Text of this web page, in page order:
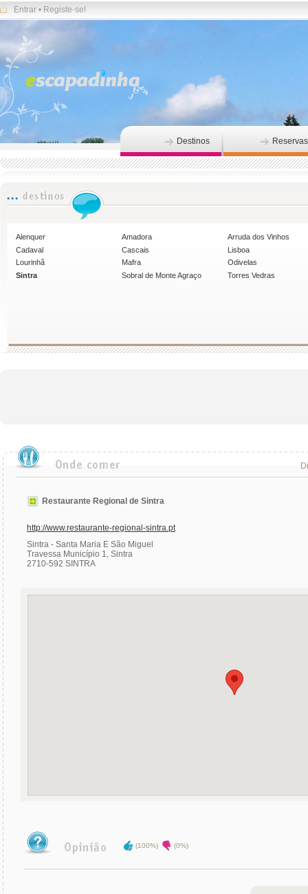
Entrar • Registe-se!
Destinos Reservas
Alenquer Amadora
Arruda dos Vinhos
Cadaval
Cascais
Lisboa
Lourinhã
Mafra
Odivelas
Sintra
Sobral de Monte Agraço Torres Vedras
Restaurante Regional de Sintra
http://www.restaurante-regional-sintra.pt
Sintra - Santa Maria E São Miguel
Travessa Município 1, Sintra
2710-592 SINTRA
(100%) (0%)